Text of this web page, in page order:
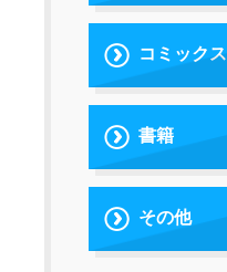
コミックス
書籍
その他